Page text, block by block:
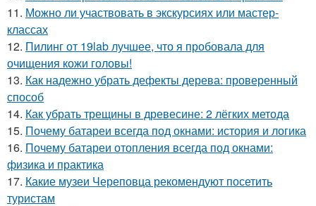
11. Можно ли участвовать в экскурсиях или мастер-
классах
12. Пилинг от 19lab лучшее, что я пробовала для
очищения кожи головы!
13. Как надежно убрать дефекты дерева: проверенный
способ
14. Как убрать трещины в древесине: 2 лёгких метода
15. Почему батареи всегда под окнами: история и логика
16. Почему батареи отопления всегда под окнами:
физика и практика
17. Какие музеи Череповца рекомендуют посетить
туристам